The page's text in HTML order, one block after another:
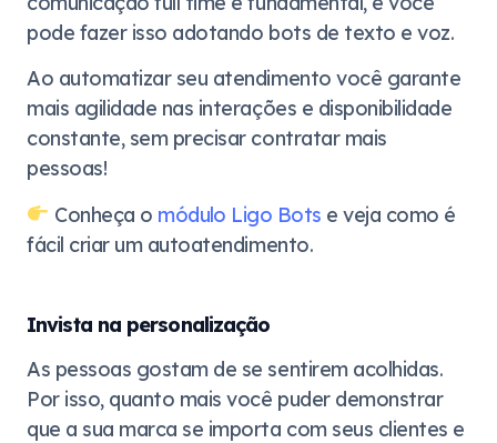
pode fazer isso adotando bots de texto e voz.
Ao automatizar seu atendimento você garante
mais agilidade nas interações e disponibilidade
constante, sem precisar contratar mais
pessoas!
Conheça o módulo Ligo Bots e veja como é
fácil criar um autoatendimento.
Invista na personalização
As pessoas gostam de se sentirem acolhidas.
Por isso, quanto mais você puder demonstrar
que a sua marca se importa com seus clientes e